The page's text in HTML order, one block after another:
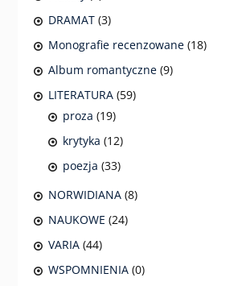
DRAMAT (3)
Monografie recenzowane (18)
Album romantyczne (9)
LITERATURA (59)
proza (19)
krytyka (12)
poezja (33)
NORWIDIANA (8)
NAUKOWE (24)
VARIA (44)
WSPOMNIENIA (0)